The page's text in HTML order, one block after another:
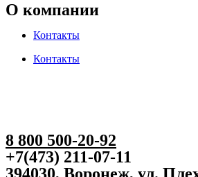
О компании
Контакты
Контакты
8 800 500-20-92
+7(473) 211-07-11